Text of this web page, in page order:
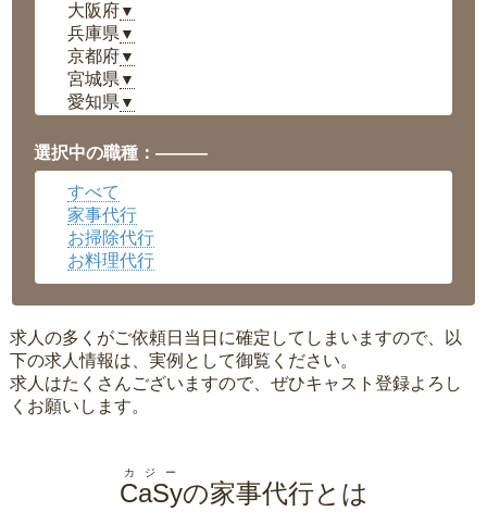
大阪府▼
兵庫県 ▼
京都府▼
宮城県 ▼
愛知県 ▼
岡山県▼
広島県▼
沖縄県
選択中の職種：———
すべて
家事代行
お掃除代行
お料理代行
求人の多くがご依頼日当日に確定してしまいますので、以
下の求人情報は、実例として御覧ください。
求人はたくさんございますので、ぜひキャスト登録よろし
くお願いします。
CaSy
カジー
の家事代行とは